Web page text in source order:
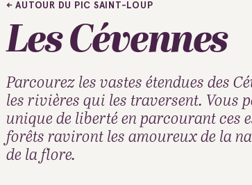
AUTOUR DU PIC SAINT-LOUP
Les Cévennes
Parcourez les vastes étendues des
les rivières qui les traversent. Vous
unique de liberté en parcourant ces
forêts raviront les amoureux de la
de la flore.